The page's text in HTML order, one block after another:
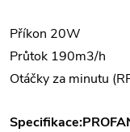
Příkon 20W
Průtok 190m3/h
Otáčky za minutu